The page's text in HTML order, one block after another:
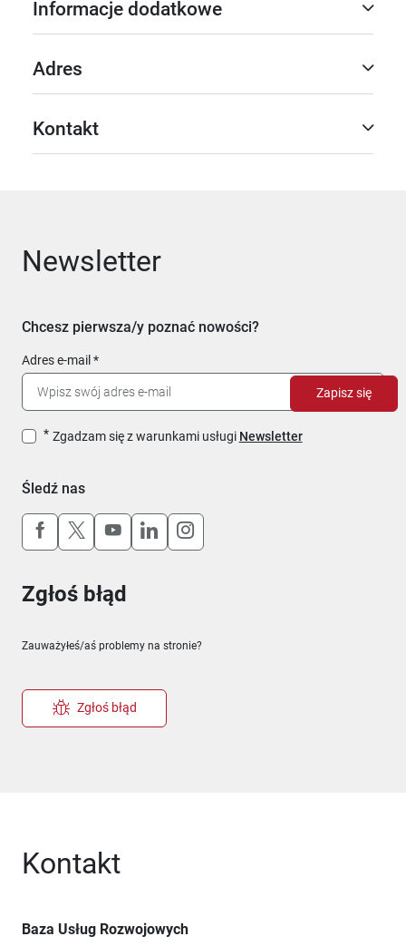
Informacje dodatkowe
Adres
Kontakt
Newsletter
Chcesz pierwsza/y poznać nowości?
Adres e-mail
Zgadzam się z warunkami usługi Newsletter
Zapisz się
Śledź nas
Uwaga, link otworzy się w nowym oknie
Uwaga, link otworzy się w nowym oknie
Uwaga, link otworzy się w nowym
Uwaga, link otworzy się w
Uwaga, link otworzy się w
Zgłoś błąd
Zauważyłeś/aś problemy na stronie?
Zgłoś błąd
Kontakt
Baza Usług Rozwojowych